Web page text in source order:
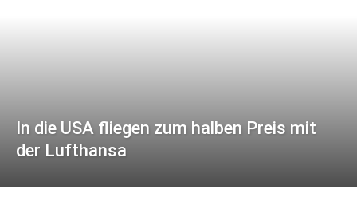
In die USA fliegen zum halben Preis mit
der Lufthansa